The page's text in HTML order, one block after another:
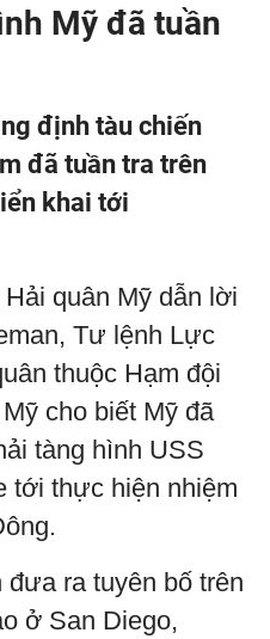
Mỹ đã tuần
định tàu chiến
đã tuần tra trên
khai tới
quân Mỹ dẫn lời
Tư lệnh Lực
thuộc Hạm đội
cho biết Mỹ đã
tàng hình USS
tới thực hiện nhiệm
ra tuyên bố trên
ở San Diego,